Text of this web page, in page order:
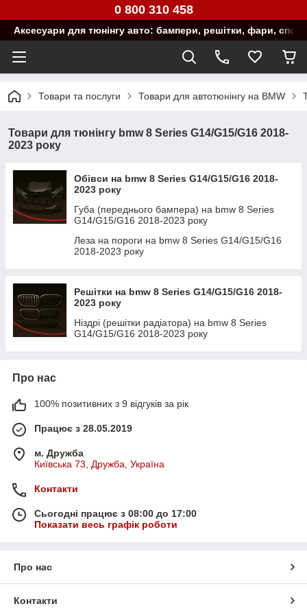
0 800 310 458
Аксесуари для тюнінгу авто: бампери, решітки, фари,
Товари та послуги Товари для автотюнінгу на BMW
Товари для тюнінгу bmw 8 Series G14/G15/G16 2018-
2023 року
Обівси на bmw 8 Series G14/G15/G16 2018-
2023 року
Губа (переднього бампера) на bmw 8 Series
G14/G15/G16 2018-2023 року
Леза на пороги на bmw 8 Series G14/G15/G16
2018-2023 року
Решітки на bmw 8 Series G14/G15/G16 2018-
2023 року
Ніздрі (решітки радіатора) на bmw 8 Series
G14/G15/G16 2018-2023 року
Про нас
100% позитивних з 9 відгуків за рік
Працює з 28.05.2019
м. Дружба
Київська 73, Дружба, Україна
Контакти
Сьогодні працює з 08:00 до 17:00
Показати весь графік роботи
Про нас
Контакти